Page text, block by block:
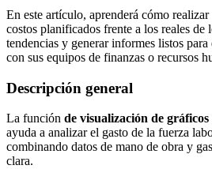
En este artículo, aprenderá cómo
costos planificados frente a los reales de
tendencias y generar informes listos
con sus equipos de finanzas o recursos
Descripción general
La función de visualización de gráficos
ayuda a analizar el gasto de la fuerza
combinando datos de mano de obra y
clara.